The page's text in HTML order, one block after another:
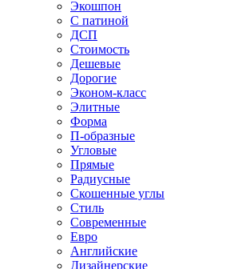
Экошпон
С патиной
ДСП
Стоимость
Дешевые
Дорогие
Эконом-класс
Элитные
Форма
П-образные
Угловые
Прямые
Радиусные
Скошенные углы
Стиль
Современные
Евро
Английские
Дизайнерские